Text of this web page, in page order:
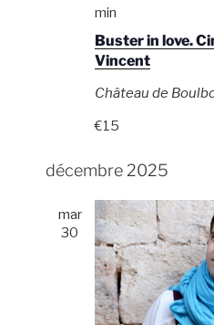
Buster in love.
Vincent
min
Château de
€15
décembre 2025
mar
30